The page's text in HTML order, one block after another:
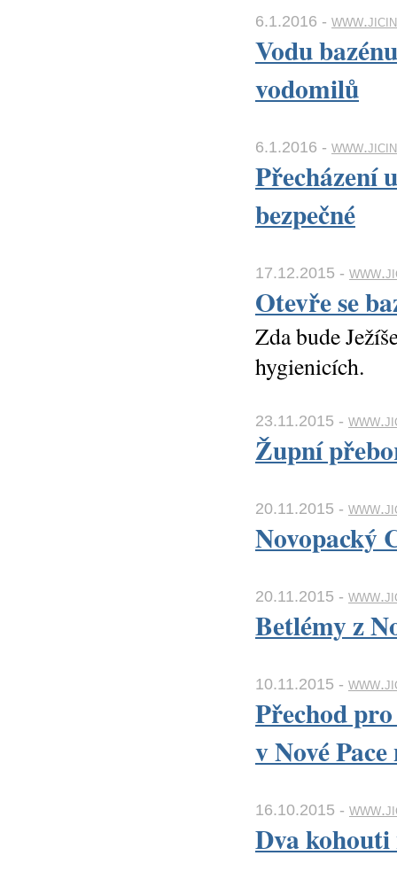
6.1.2016 -
Vodu
vodomilů
6.1.2016 -
Přecházení
bezpečné
17.12.2015 -
Otevře se
Zda bude
hygienicích.
23.11.2015 -
Župní
20.11.2015 -
Novopacký
20.11.2015 -
Betlémy z
10.11.2015 -
Přechod
v Nové
16.10.2015 -
Dva